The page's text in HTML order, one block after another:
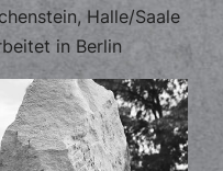
Halle/Saale
in Berlin